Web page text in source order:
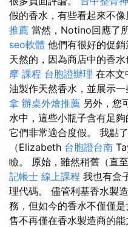
假的香水，有些看起來不像
推薦 當然，Notino回應了
seo軟體 他們有很好的促
天然的，因為商店中的香
摩 課程 台胞證辦理 在本文
油製作天然香水，並展示
拿 辦桌外燴推薦 另外，您
水中，這些小瓶子含有足
它們非常適合度假。 我點
（Elizabeth 台胞證台南
瞼。 原始，雖然稍舊（直
記帳士 線上課程 我也有盒
理代碼。 儘管利基香水製
務，但如今的香水不僅僅是
售不再僅在香水製造商的能